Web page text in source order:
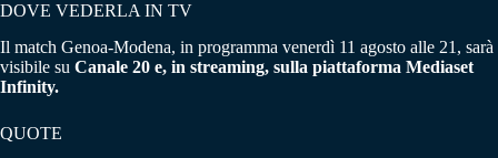
DOVE VEDERLA IN TV
Il match Genoa-Modena, in programma venerdì 11 agosto alle 21, sarà
visibile su Canale 20 e, in streaming, sulla piattaforma Mediaset
Infinity.
QUOTE